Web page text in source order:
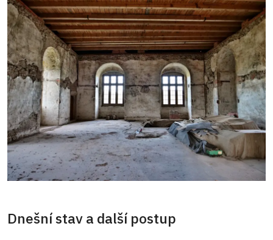
zde píše:„Předpokládá se, že na novou nostnou
konstrukci stropu budou osazeny renesanční plafondy
z Dobrovice. V této fázi projektu není navržen způsob
jejich zavěšení, zatím probíhá restaurátorský průzkum,
dosud nebylo zadavatelem definitivně stanoveno,
v jaké míře budou dobrovické (nebo jiné) plafondy
uplatněny.“Byla tedy navržena konstrukce stropu,
oddělená od konstrukce krovu samotného,
která měla umožňovat jeho zavěšení stropů.
Ke stavbě příčky se dozvídáme:„Rehabilitace
prostoru druhého patra s cennými fragmenty výmalby
nezbytně vyžaduje obnovu původní dispozice se
dvěma prostory - vstupní komnatou a velkým sálem.
a síla je dána zřetelnými otisky na bočních stěnách.“
Dnešní stav a další postup